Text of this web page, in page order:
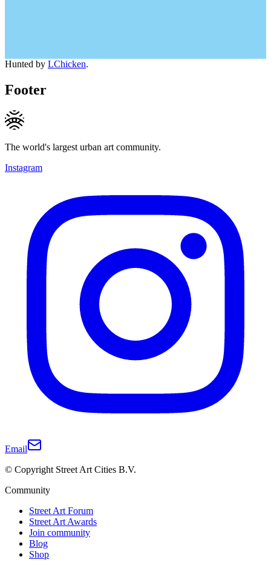
Hunted by LChicken.
Footer
The world's largest urban art community.
Instagram
Email
© Copyright Street Art Cities B.V.
Community
Street Art Forum
Street Art Awards
Join community
Blog
Shop